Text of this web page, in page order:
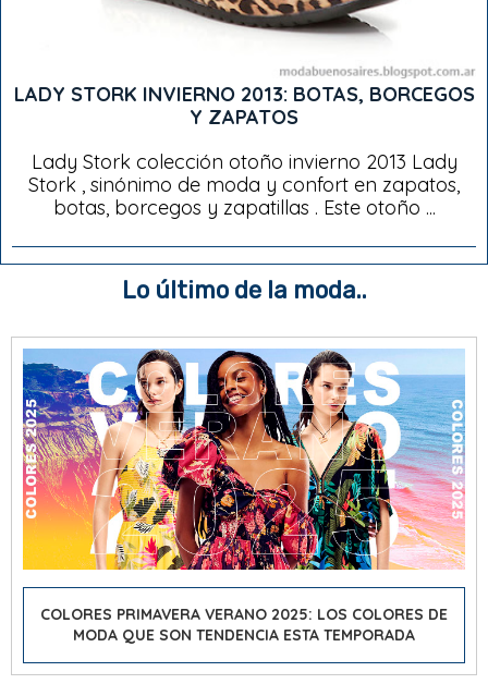
LADY STORK INVIERNO 2013: BOTAS, BORCEGOS
Y ZAPATOS
Lady Stork colección otoño invierno 2013 Lady
Stork , sinónimo de moda y confort en zapatos,
botas, borcegos y zapatillas . Este otoño ...
Lo último de la moda..
COLORES PRIMAVERA VERANO 2025: LOS COLORES DE
MODA QUE SON TENDENCIA ESTA TEMPORADA